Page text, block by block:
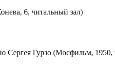
6, читальный зал)
Сергея Гурзо (Мосфильм,